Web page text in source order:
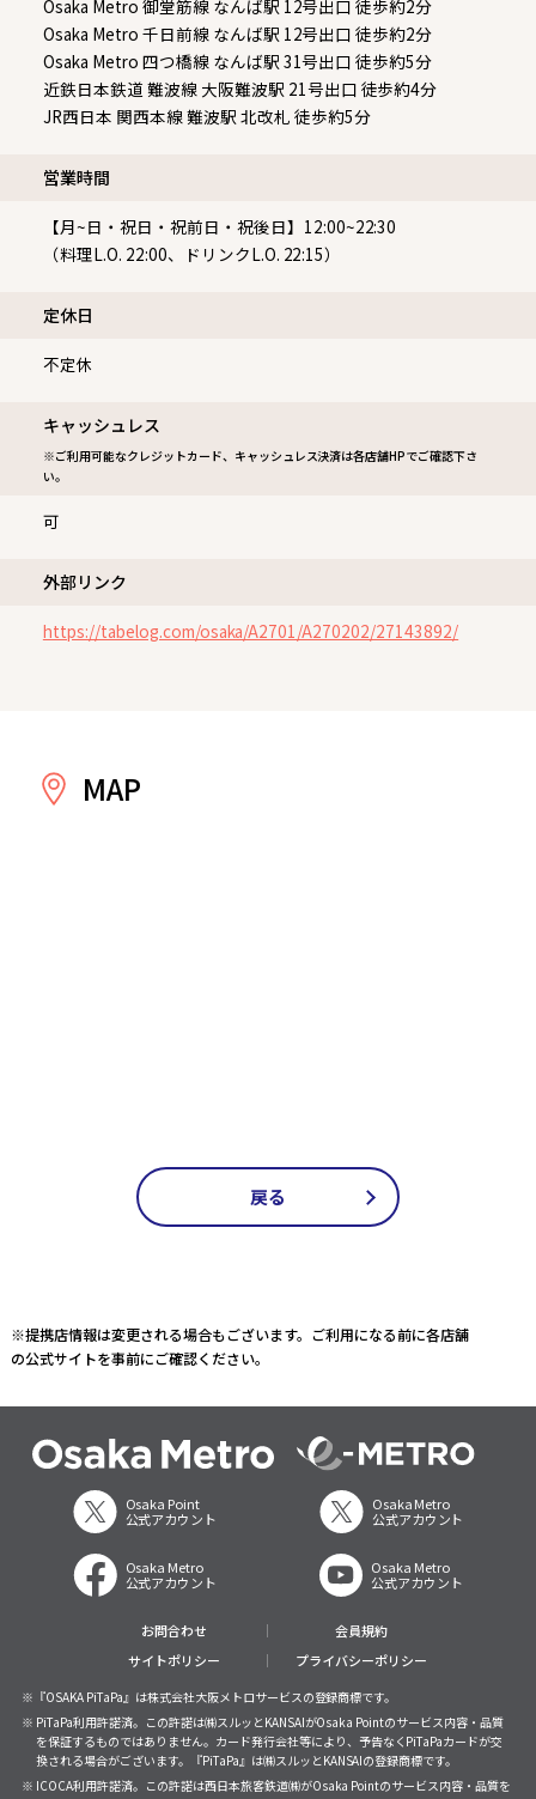
Osaka Metro 御堂筋線 なんば駅 12号出口 徒歩約2分
Osaka Metro 千日前線 なんば駅 12号出口 徒歩約2分
Osaka Metro 四つ橋線 なんば駅 31号出口 徒歩約5分
近鉄日本鉄道 難波線 大阪難波駅 21号出口 徒歩約4分
JR西日本 関西本線 難波駅 北改札 徒歩約5分
営業時間
【月~日・祝日・祝前日・祝後日】12:00~22:30
（料理L.O. 22:00、ドリンクL.O. 22:15）
定休⽇
不定休
キャッシュレス
※ご利用可能なクレジットカード、キャッシュレス決済は各店舗HPでご確認下さ
い。
可
外部リンク
https://tabelog.com/osaka/A2701/A270202/27143892/
MAP
戻る
※提携店情報は変更される場合もございます。ご利用になる前に各店舗
の公式サイトを事前にご確認ください。
Osaka Point
公式アカウント
Osaka Metro
公式アカウント
Osaka Metro
公式アカウント
Osaka Metro
公式アカウント
お問合わせ
会員規約
サイトポリシー
プライバシーポリシー
※『OSAKA PiTaPa』は株式会社大阪メトロサービスの登録商標です。
※ PiTaPa利用許諾済。この許諾は㈱スルッとKANSAIがOsaka Pointのサービス内容・品質
を保証するものではありません。カード発行会社等により、予告なくPiTaPaカードが交
換される場合がございます。『PiTaPa』は㈱スルッとKANSAIの登録商標です。
※ ICOCA利用許諾済。この許諾は西日本旅客鉄道㈱がOsaka Pointのサービス内容・品質を